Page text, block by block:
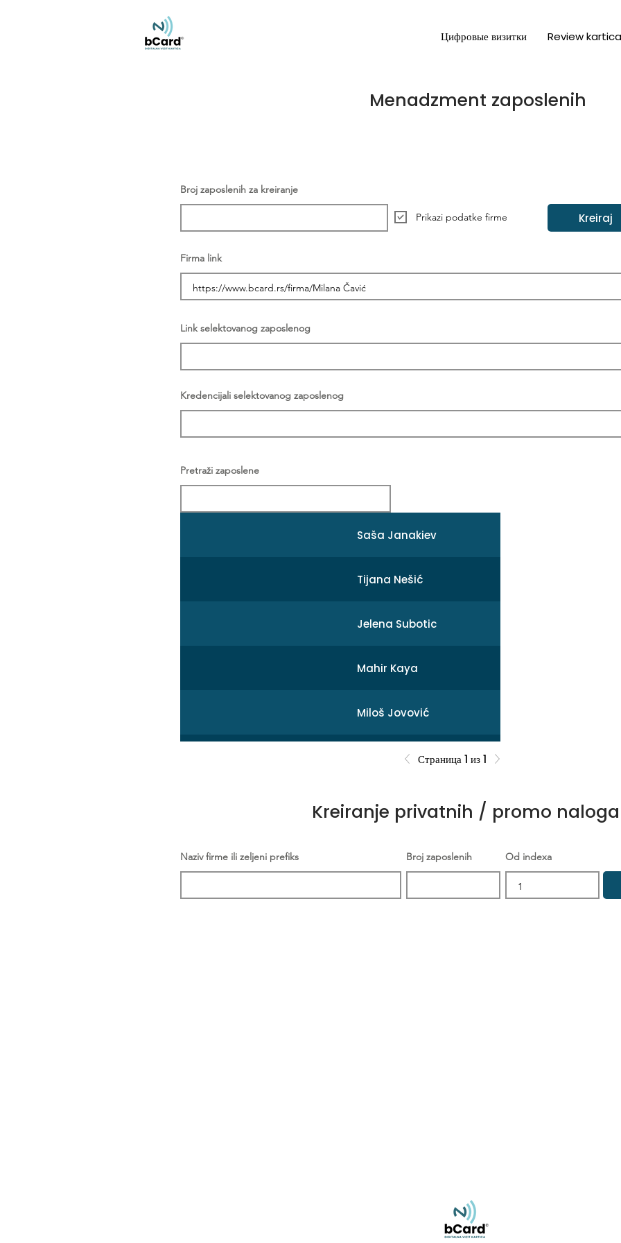
Цифровые визитки Review kartica
Menadzment zaposlenih
Broj zaposlenih za kreiranje
Prikazi podatke firme Kreiraj
Firma link
Link selektovanog zaposlenog
Kredencijali selektovanog zaposlenog
Pretraži zaposlene
Saša Janakiev
Tijana Nešić
Jelena Subotic
Mahir Kaya
Miloš Jovović
Sonja Broćeta
Страница 1 из 1
Kreiranje privatnih / promo naloga
Naziv firme ili zeljeni prefiks Broj zaposlenih Od indexa